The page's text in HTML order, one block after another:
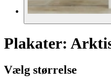
Plakater:
Vælg størrelse